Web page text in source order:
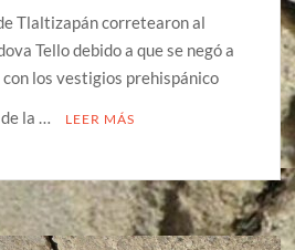
Tlaltizapán corretearon al
Tello debido a que se negó a
los vestigios prehispánico
la …
LEER MÁS